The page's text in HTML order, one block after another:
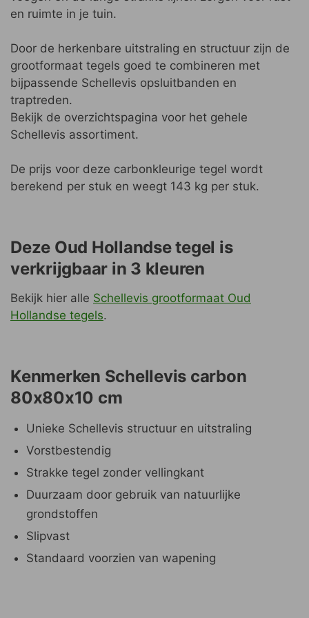
en ruimte in je tuin.
Door de herkenbare uitstraling en structuur zijn de
grootformaat tegels goed te combineren met
bijpassende Schellevis opsluitbanden en
traptreden.
Bekijk de overzichtspagina voor het gehele
Schellevis assortiment.
De prijs voor deze carbonkleurige tegel wordt
berekend per stuk en weegt 143 kg per stuk.
Deze Oud Hollandse tegel is
verkrijgbaar in 3 kleuren
Bekijk hier alle Schellevis grootformaat Oud
Hollandse tegels.
Kenmerken Schellevis carbon
80x80x10 cm
Unieke Schellevis structuur en uitstraling
Vorstbestendig
Strakke tegel zonder vellingkant
Duurzaam door gebruik van natuurlijke
grondstoffen
Slipvast
Standaard voorzien van wapening